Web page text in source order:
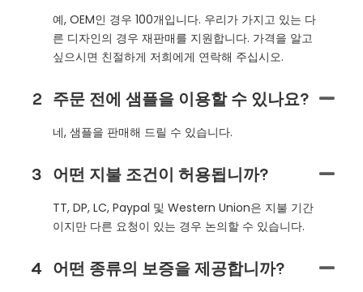
예, OEM인 경우 100개입니다. 우리가 가지고 있는 다
른 디자인의 경우 재판매를 지원합니다. 가격을 알고
싶으시면 친절하게 저희에게 연락해 주십시오.
2 주문 전에 샘플을 이용할 수 있나요?
네, 샘플을 판매해 드릴 수 있습니다.
3 어떤 지불 조건이 허용됩니까?
TT, DP, LC, Paypal 및 Western Union은 지불 기간
이지만 다른 요청이 있는 경우 논의할 수 있습니다.
4 어떤 종류의 보증을 제공합니까?